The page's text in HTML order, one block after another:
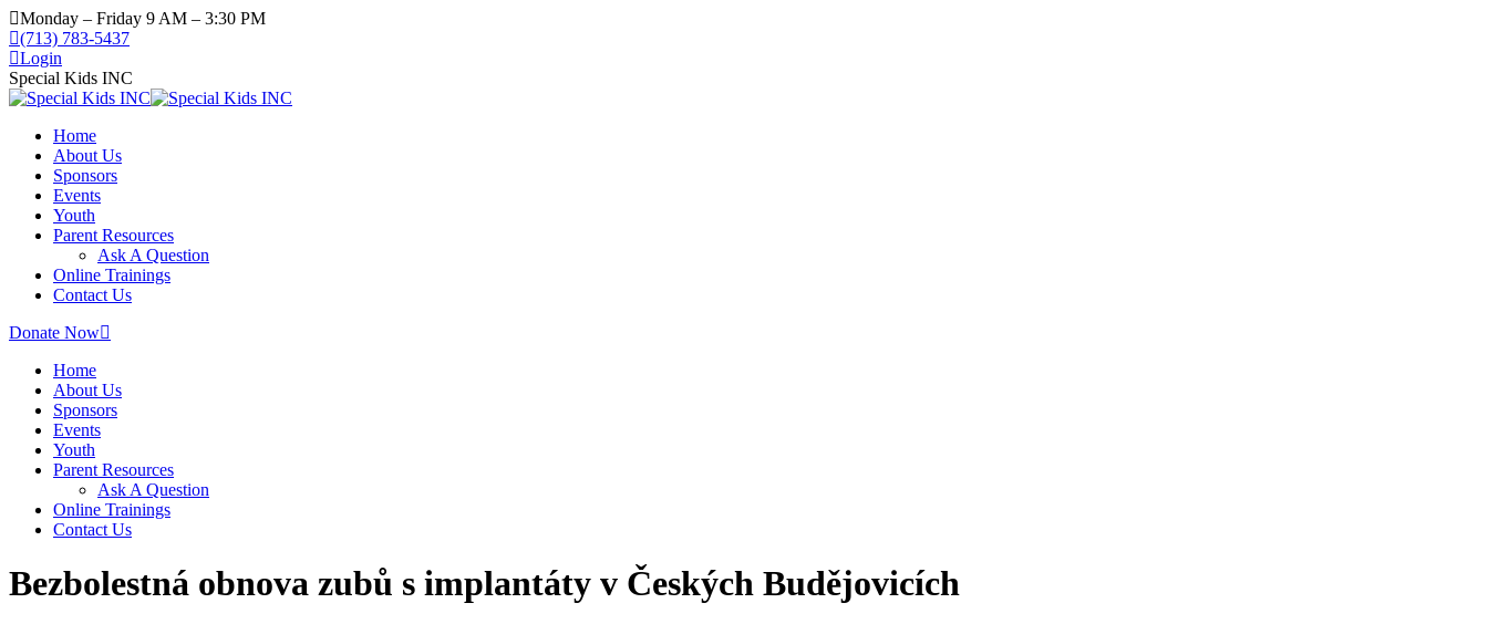
Skip
to
content
Monday – Friday 9 AM – 3:30 PM
(713) 783-5437
Login
Special Kids INC
Home
About Us
Sponsors
Events
Youth
Parent Resources
Ask A Question
Online Trainings
Contact Us
Donate Now
Home
About Us
Sponsors
Events
Youth
Parent Resources
Ask A Question
Online Trainings
Contact Us
Bezbolestná obnova zubů s implantáty v Českých Budějovicích